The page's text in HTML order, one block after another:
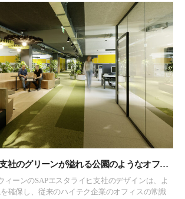
マイクロソフトのデザイン言語は、私たちのオ
のであって欲しいかという一般的な方向性を組
地元の文化、地元に密着したもの、そして隠れ
たものです。建築家たちは、ムガール建築のシ
飾的な部分を機能的なユニットとして解釈しま
の白大理石をはじめ、タージマハルの美的素材
ったレイワークも行いました。このプロジェク
イドの体験というだけでなく、ラージャスター
象眼やハンドペイントを施し、地域経済に刺激
うしたアーティストにプラットフォームを提供
で地域社会に還元しています。 これは虚栄
なく、「WE CARE（私たちは大切にします）」
です。 受付/エントランススペース
https://youtu.be/0qgnAG-uQoY [ad_block id="1970"]
ップアートの特徴をもつミッドタウン、外観が
ーデンフロア、ブティックホテルを思わせるボ
ンのアップタウンと、2フロアごとに異なるデザ
した。それぞれのスタイルは互いに共鳴しなが
や面白さ、多様性の源となっています。内部に
を2つずつ開け、アトリウムと呼ばれる建物内部
々がひとつのフロアとしてではなく、ひとつの
パスの一部であると感じられるようにしたので
。その美学と可塑性は、近隣のさまざまな幾何
ィンドウに反映されています。 プロジェク
スペース（街のメインストリート）と、小さく
の組み合わせで構成されており、その柔軟性は
を変更することが可能です。 結果は壮大な
わば歌のようになっているのです。様々なスペ
ソリューションを提供します。私たちは、こう
たのです。 オープンスペース 階段エ
社のグリーンが溢れる公園のようなオフィ
ウィーン
確保し、従来のハイテク企業のオフィスの常識